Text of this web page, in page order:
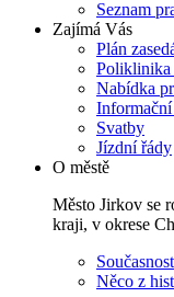
Seznam
Zajímá Vás
Plán
Poliklinika
Nabídka
Svatby
Jízdní řády
O městě
Město Jirkov se
kraji, v okrese
Současnost
Něco z